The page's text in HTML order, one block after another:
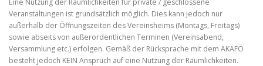
Veranstaltungen ist grundsätzlich möglich. Dies kann jedoch nur
außerhalb der Öffnungszeiten des Vereinsheims (Montags, Freitags)
sowie abseits von außerordentlichen Terminen (Vereinsabend,
Versammlung etc.) erfolgen. Gemäß der Rücksprache mit dem AKAFÖ
besteht jedoch KEIN Anspruch auf eine Nutzung der Räumlichkeiten.